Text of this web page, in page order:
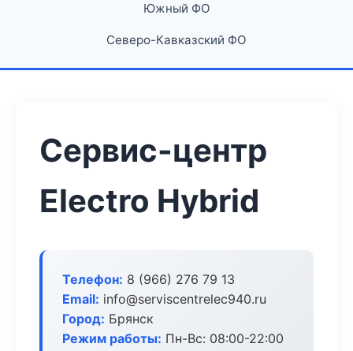
Южный ФО
Северо-Кавказский ФО
Сервис-центр
Electro Hybrid
Телефон: 8 (966) 276 79 13
Email: info@serviscentrelec940.ru
Город: Брянск
Режим работы: Пн-Вс: 08:00-22:00